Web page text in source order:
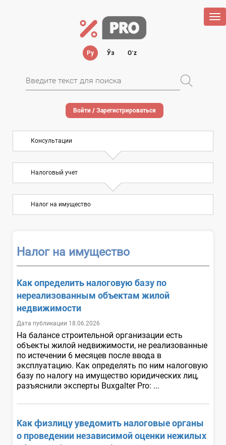
Ру Ўз Oʻz
Войти / Зарегистрироваться
Консультации
Налоговый учет
Налог на имущество
Налог на имущество
Как определить налоговую базу по
нереализованным объектам жилой
недвижимости
Дата публикации 18.06.2026
На балансе строительной организации есть
объекты жилой недвижимости, не реализованные
по истечении 6 месяцев после ввода в
эксплуатацию. Как определять по ним налоговую
базу по налогу на имущество юридических лиц,
разъяснили эксперты Buxgalter Pro: ...
Как физлицу уведомить налоговые органы
о проведении независимой оценки нежилых